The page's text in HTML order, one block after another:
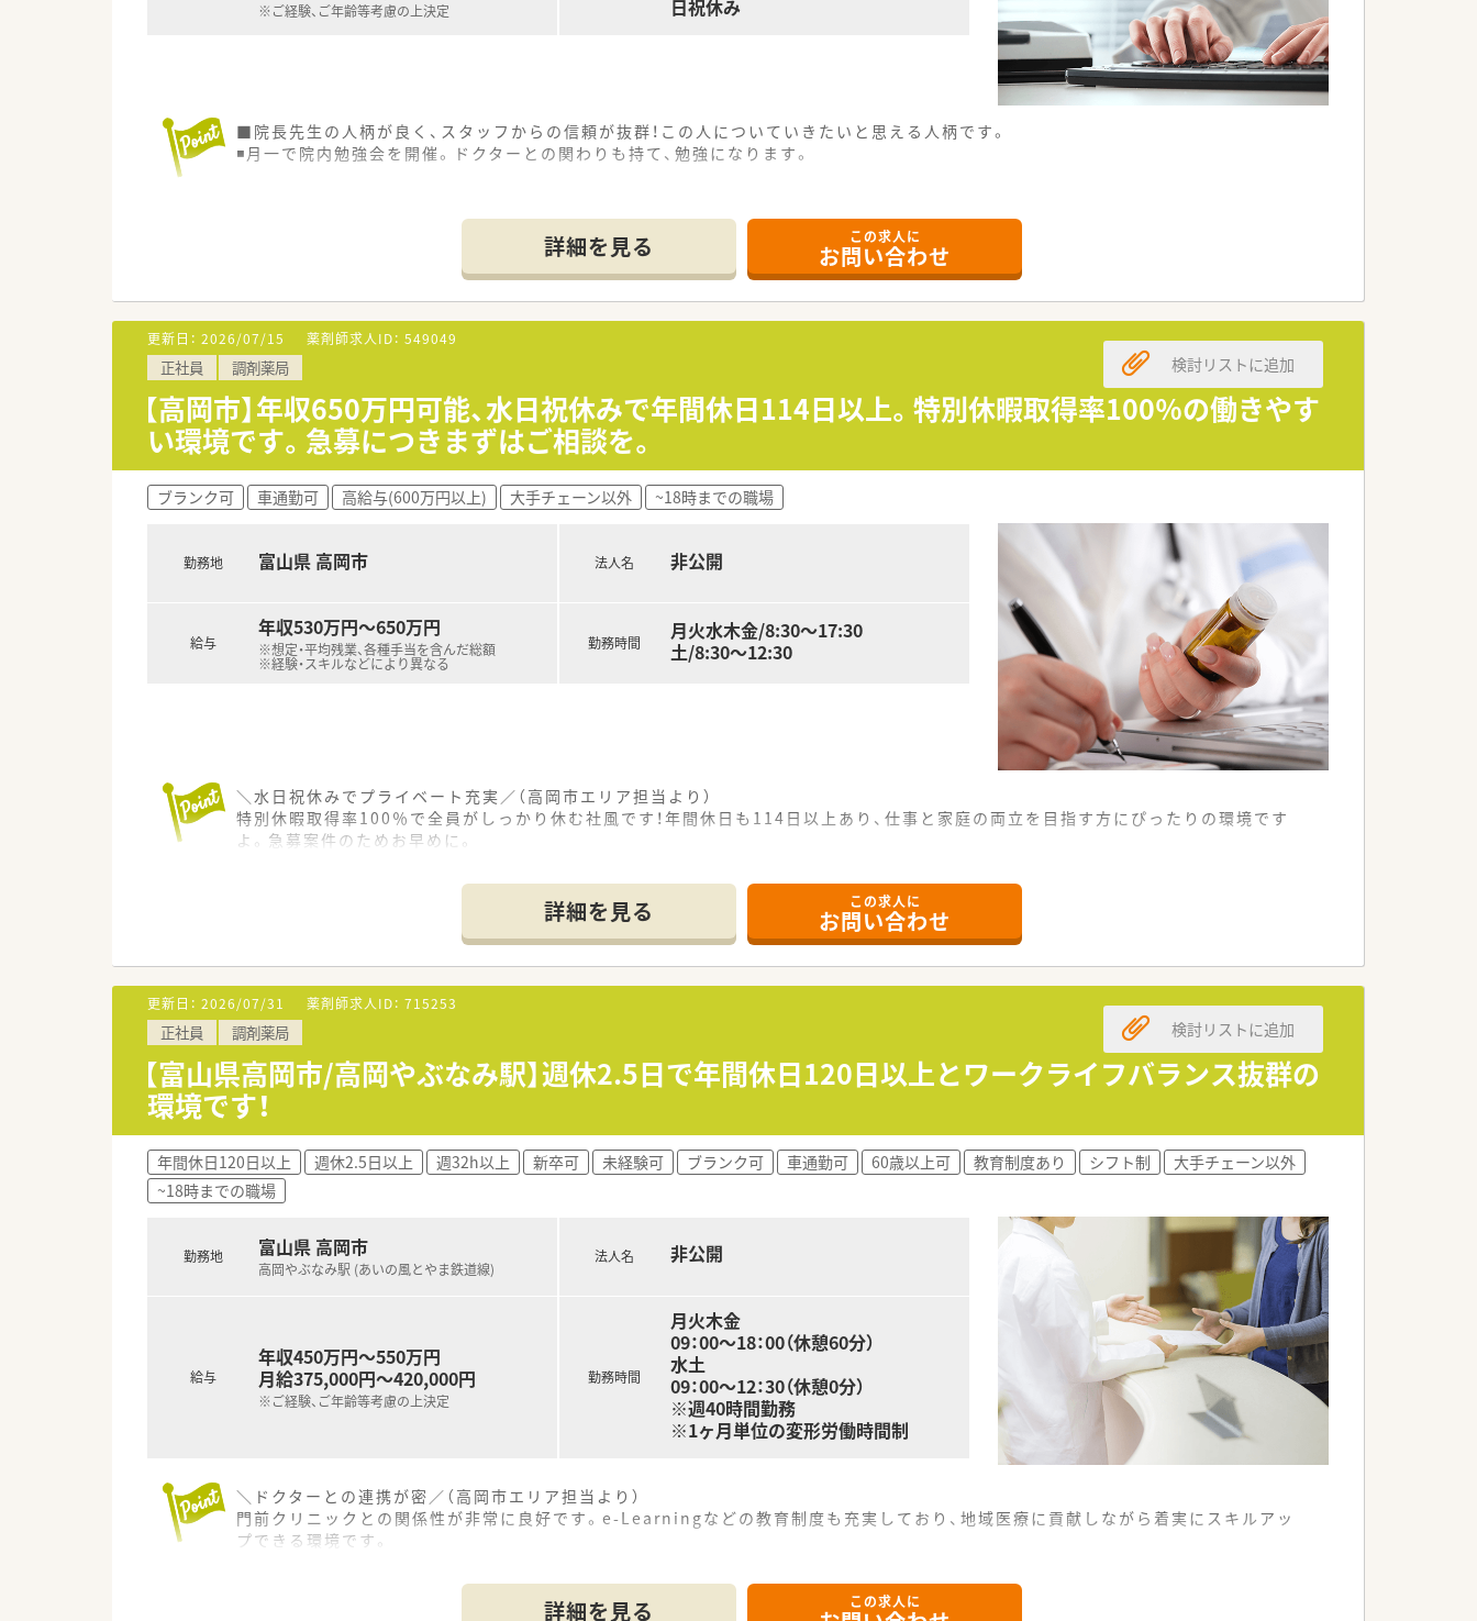
※ご経験、ご年齢等考慮の上決定
日祝休み
■院長先生の人柄が良く、スタッフからの信頼が抜群！この人についていきたいと思える人柄です。
◾️月一で院内勉強会を開催。ドクターとの関わりも持て、勉強になります。
詳細を見る この求人に
お問い合わせ
更新日： 2026/07/15 薬剤師求人ID： 549049
正社員 調剤薬局
【高岡市】年収650万円可能、水日祝休みで年間休日114日以上。特別休暇取得率100％の働きやす
い環境です。急募につきまずはご相談を。
検討リストに追加
ブランク可 車通勤可 高給与(600万円以上) 大手チェーン以外 ~18時までの職場
勤務地 富山県 高岡市
給与
年収530万円～650万円
※想定・平均残業、各種手当を含んだ総額
※経験・スキルなどにより異なる
法人名 非公開
勤務時間
月火水木金/8:30〜17:30
土/8:30〜12:30
＼水日祝休みでプライベート充実／（高岡市エリア担当より）
特別休暇取得率100％で全員がしっかり休む社風です！年間休日も114日以上あり、仕事と家庭の両立を目指す方にぴったりの環境です
よ。急募案件のためお早めに。
■最寄り駅から徒歩12分のアクセス圏内にあり、通勤にも便利な好立地環境が整っております。
■処方箋は内科から外科まで多岐にわたる20科目を応需し、1日約100枚を応需しております。
■店舗は薬剤師4名と事務3名の体制で運営しており、在宅の居宅対応にも積極的に注力しております。
【募集背景と求める人物像について】
■欠員補充ではなく体制強化に向けた増員募集であり、店舗の充実を図るため急募の求人となっております。
■薬局長等のキャリアアップを見込める方や、事務員在籍環境下で一人薬剤師が可能な方を求めています。
■長期勤続によるキャリア形成を図るため、50歳以下の正社員就業を希望される方を広く歓迎しております。
【法人特徴について】
■東証プライムに上場しているグループ企業であり、岐阜県を中心に北陸や関西へも出店を拡大中です。
■全体で491店舗を展開し、健康と美を通して地域社会に貢献するドラッグストアや薬局を目指しています。
■調剤業務の割合が非常に高く雑務的業務が発生しないため、専門性を活かして働くことができる環境です。
詳細を見る この求人に
お問い合わせ
更新日： 2026/07/31 薬剤師求人ID： 715253
正社員 調剤薬局
【富山県高岡市/高岡やぶなみ駅】週休2.5日で年間休日120日以上とワークライフバランス抜群の
環境です！
検討リストに追加
年間休日120日以上 週休2.5日以上 週32h以上 新卒可 未経験可 ブランク可 車通勤可 60歳以上可 教育制度あり シフト制
大手チェーン以外
~18時までの職場
勤務地 富山県 高岡市
高岡やぶなみ駅 (あいの風とやま鉄道線)
給与
年収450万円～550万円
月給375,000円～420,000円
※ご経験、ご年齢等考慮の上決定
法人名 非公開
勤務時間
月火木金
09：00～18：00（休憩60分）
水土
09：00～12：30（休憩0分）
※週40時間勤務
※1ヶ月単位の変形労働時間制
＼ドクターとの連携が密／（高岡市エリア担当より）
門前クリニックとの関係性が非常に良好です。e-Learningなどの教育制度も充実しており、地域医療に貢献しながら着実にスキルアッ
プできる環境です。
詳細を見る この求人に